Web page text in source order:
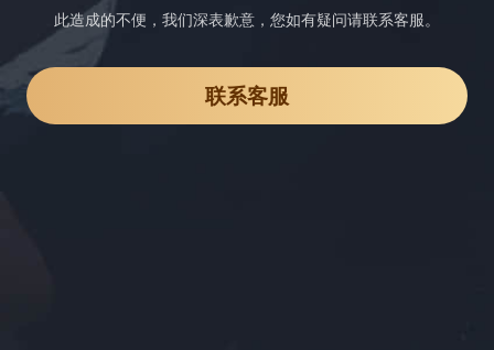
此造成的不便，我们深表歉意，您如有疑问请联系客服。
联系客服